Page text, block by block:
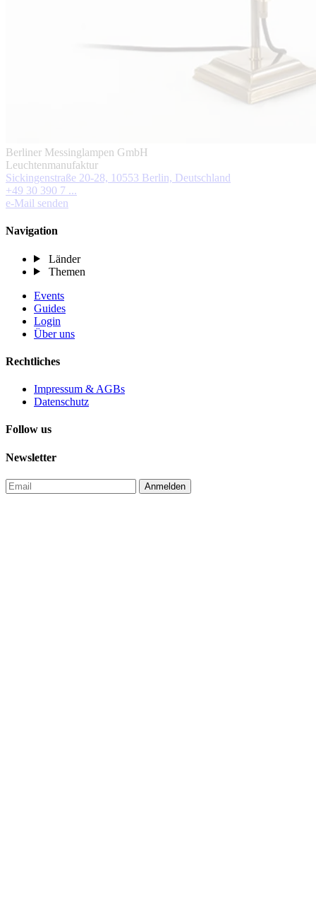
Berliner Messinglampen GmbH
Leuchtenmanufaktur
Sickingenstraße 20-28, 10553 Berlin, Deutschland
+49 30 390 7 ...
e-Mail senden
Navigation
Länder
Themen
Events
Guides
Login
Über uns
Rechtliches
Impressum & AGBs
Datenschutz
Follow us
Newsletter
Anmelden